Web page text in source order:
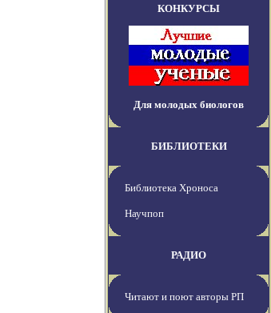
КОНКУРСЫ
Для молодых биологов
БИБЛИОТЕКИ
Библиотека Хроноса
Научпоп
РАДИО
Читают и поют авторы РП